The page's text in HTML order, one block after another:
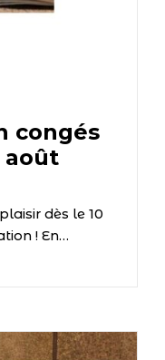
congés
août
dès le 10
! En…